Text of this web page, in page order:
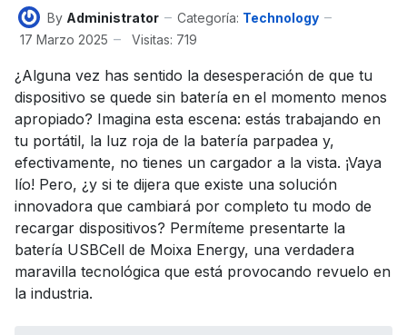
By Administrator Categoría: Technology
17 Marzo 2025
Visitas: 719
¿Alguna vez has sentido la desesperación de que tu
dispositivo se quede sin batería en el momento menos
apropiado? Imagina esta escena: estás trabajando en
tu portátil, la luz roja de la batería parpadea y,
efectivamente, no tienes un cargador a la vista. ¡Vaya
lío! Pero, ¿y si te dijera que existe una solución
innovadora que cambiará por completo tu modo de
recargar dispositivos? Permíteme presentarte la
batería USBCell de Moixa Energy, una verdadera
maravilla tecnológica que está provocando revuelo en
la industria.